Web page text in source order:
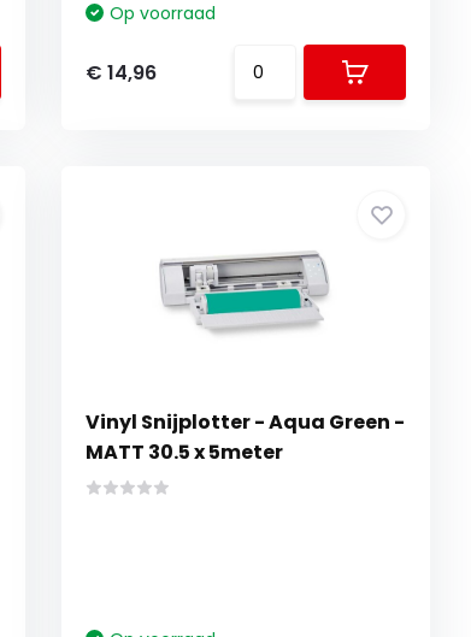
Op voorraad
€ 14,96
Vinyl Snijplotter - Aqua Green -
MATT 30.5 x 5meter